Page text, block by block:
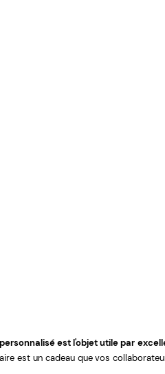
est l'objet utile par
est un cadeau que vos